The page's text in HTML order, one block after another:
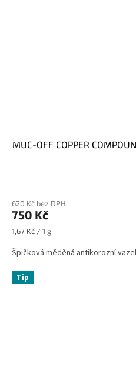
MUC-OFF COPPER
620 Kč bez DPH
750 Kč
Měrná
1,67 Kč / 1 g
Špičková měděná antikorozní
Tip